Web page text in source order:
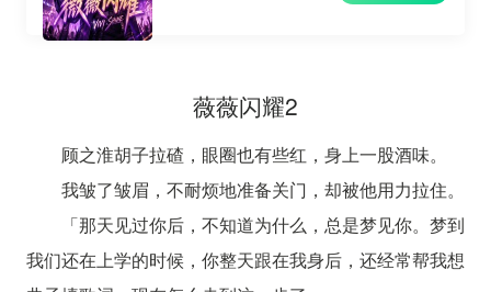
薇薇闪耀2
顾之淮胡子拉碴，眼圈也有些红，身上一股酒味。
我皱了皱眉，不耐烦地准备关门，却被他用力拉住。
「那天见过你后，不知道为什么，总是梦见你。梦到
我们还在上学的时候，你整天跟在我身后，还经常帮我想